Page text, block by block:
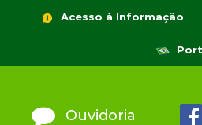
Acesso à Informação
Ouvidoria